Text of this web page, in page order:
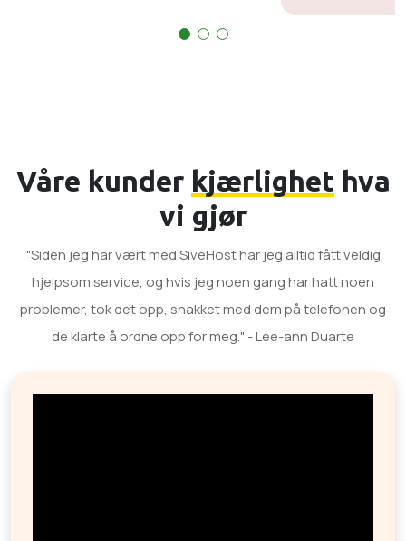
Våre kunder kjærlighet hva
vi gjør
"Siden jeg har vært med SiveHost har jeg alltid fått veldig
hjelpsom service, og hvis jeg noen gang har hatt noen
problemer, tok det opp, snakket med dem på telefonen og
de klarte å ordne opp for meg." - Lee-ann Duarte